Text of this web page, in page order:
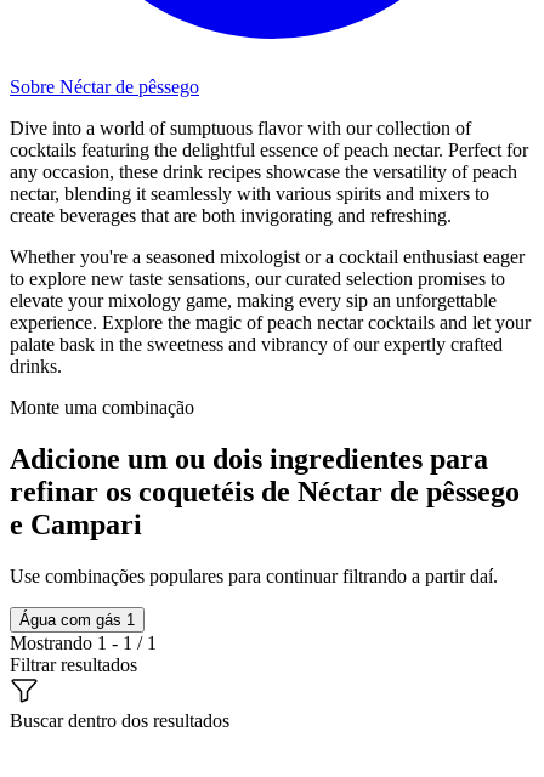
Sobre Néctar de pêssego
Dive into a world of sumptuous flavor with our collection of
cocktails featuring the delightful essence of peach nectar. Perfect for
any occasion, these drink recipes showcase the versatility of peach
nectar, blending it seamlessly with various spirits and mixers to
create beverages that are both invigorating and refreshing.
Whether you're a seasoned mixologist or a cocktail enthusiast eager
to explore new taste sensations, our curated selection promises to
elevate your mixology game, making every sip an unforgettable
experience. Explore the magic of peach nectar cocktails and let your
palate bask in the sweetness and vibrancy of our expertly crafted
drinks.
Monte uma combinação
Adicione um ou dois ingredientes para
refinar os coquetéis de Néctar de pêssego
e Campari
Use combinações populares para continuar filtrando a partir daí.
Água com gás 1
Mostrando 1 - 1 / 1
Filtrar resultados
Buscar dentro dos resultados